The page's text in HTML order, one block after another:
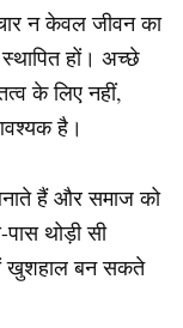
न केवल जीवन का
हों। अच्छे
के लिए नहीं,
है।
हैं और समाज को
थोड़ी सी
खुशहाल बन सकते